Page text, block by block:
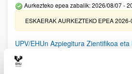
Aurkezteko epea zabalik: 2026/08/07 -
ESKAERAK AURKEZTEKO EPEA
UPV/EHUn Azpiegitura Zientifikoa